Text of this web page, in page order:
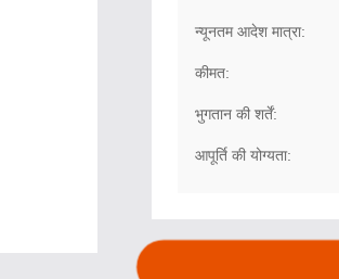
न्यूनतम आदेश मात्रा:
कीमत:
भुगतान की शर्तें:
आपूर्ति की योग्यता: